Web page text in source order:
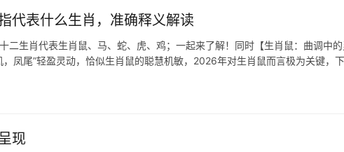
代表什么生肖，准确释义解读
二生肖代表生肖鼠、马、蛇、虎、鸡；一起来了解！同时【生肖鼠：曲调中
凤尾”轻盈灵动，恰似生肖鼠的聪慧机敏，2026年对生肖鼠而言极为关键，
现